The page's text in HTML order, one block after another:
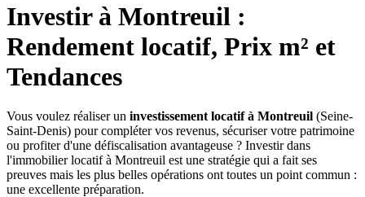
Investir à Montreuil :
Rendement locatif, Prix m² et
Tendances
Vous voulez réaliser un investissement locatif à Montreuil (Seine-
Saint-Denis) pour compléter vos revenus, sécuriser votre patrimoine
ou profiter d'une défiscalisation avantageuse ? Investir dans
l'immobilier locatif à Montreuil est une stratégie qui a fait ses
preuves mais les plus belles opérations ont toutes un point commun :
une excellente préparation.